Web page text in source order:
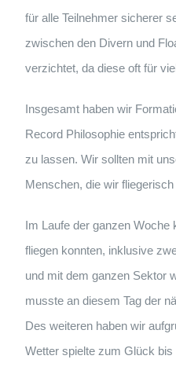
für alle Teilnehmer sicherer
zwischen den Divern und
verzichtet, da diese oft für
Insgesamt haben wir
Record Philosophie
zu lassen. Wir sollten mit
Menschen, die wir
Im Laufe der ganzen Woche
fliegen konnten, inklusive
und mit dem ganzen Sektor
musste an diesem Tag der
Des weiteren haben wir
Wetter spielte zum Glück bis